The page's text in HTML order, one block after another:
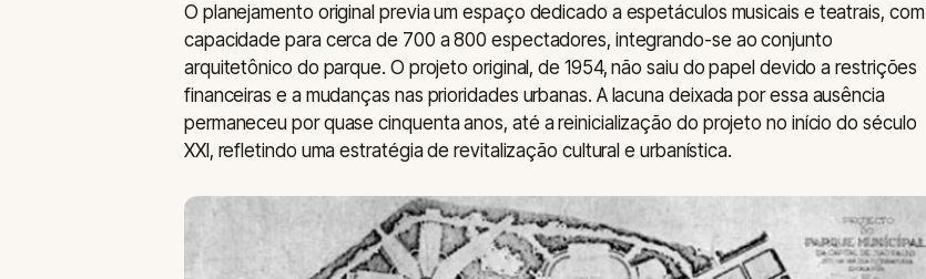
O planejamento original previa um espaço dedicado a espetáculos musicais e teatrais, com
capacidade para cerca de 700 a 800 espectadores, integrando-se ao conjunto
arquitetônico do parque. O projeto original, de 1954, não saiu do papel devido a restrições
financeiras e a mudanças nas prioridades urbanas. A lacuna deixada por essa ausência
permaneceu por quase cinquenta anos, até a reinicialização do projeto no início do século
XXI, refletindo uma estratégia de revitalização cultural e urbanística.